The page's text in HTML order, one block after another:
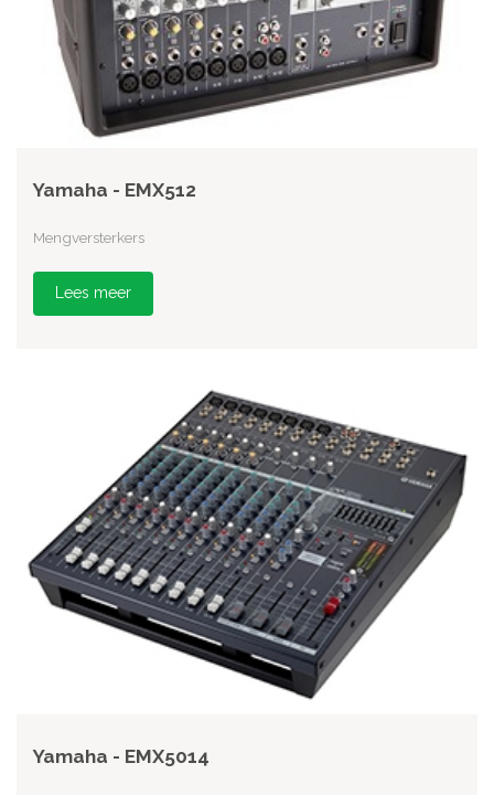
Yamaha - EMX512
Mengversterkers
Lees meer
Yamaha - EMX5014